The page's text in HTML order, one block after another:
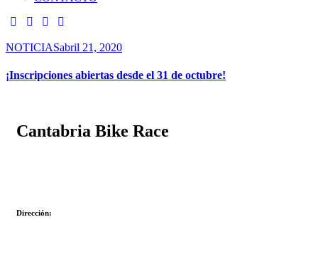
NOTICIASabril 21, 2020
¡Inscripciones abiertas desde el 31 de octubre!
Cantabria Bike Race
Dirección: